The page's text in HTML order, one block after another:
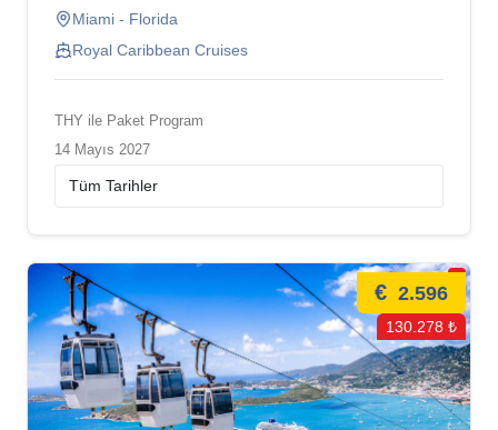
Miami - Florida
Royal Caribbean Cruises
THY ile Paket Program
14 Mayıs 2027
€ 2.596
130.278 ₺